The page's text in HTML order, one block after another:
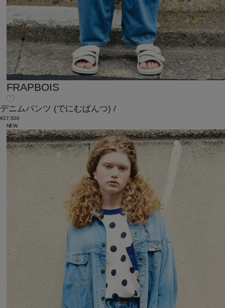
FRAPBOIS
デニムパンツ (でにむぱんつ) /
¥27,500
NEW